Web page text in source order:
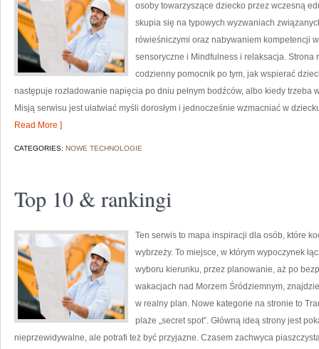
osoby towarzyszące dziecko przez wczesną
skupia się na typowych wyzwaniach
rówieśniczymi oraz nabywaniem kompetencji
sensoryczne i Mindfulness i relaksacja. Strona
codzienny pomocnik po tym, jak wspierać
następuje rozładowanie napięcia po dniu pełnym bodźców, albo kiedy trzeba
Misją serwisu jest ułatwiać myśli dorosłym i jednocześnie wzmacniać w
Read More ]
CATEGORIES: NOWE TECHNOLOGIE
Top 10 & rankingi
Ten serwis to mapa inspiracji dla osób, które
wybrzeży. To miejsce, w którym wypoczynek
wyboru kierunku, przez planowanie, aż po
wakacjach nad Morzem Śródziemnym,
w realny plan. Nowe kategorie na stronie to
plaże „secret spot”. Główną ideą strony jest
nieprzewidywalne, ale potrafi też być przyjazne. Czasem zachwyca